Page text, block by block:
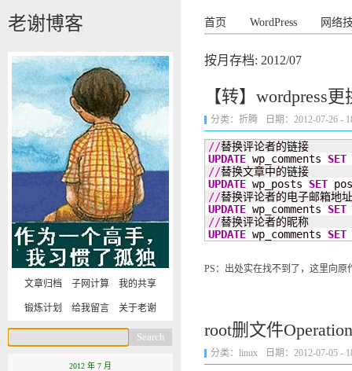
老谢博客 首页 WordPress 网络
按月存档: 2012/07
【转】wordpress
分类： 折腾 日期：2012-07-26 -
//
UPDATE wp_comments SET
//
UPDATE wp_posts SET
//
UPDATE wp_comments SET
//
UPDATE wp_comments SET
PS：出处实在找不到了，这里向
root删文件
分类： linux 日期：2012-07-05 -
文章归档 子网计算 我的共享
锻炼计划 给我留言 关于老谢
2012 年 7 月